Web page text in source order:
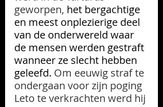
geworpen, het bergachtige
en meest onplezierige deel
van de onderwereld waar
de mensen werden gestraft
wanneer ze slecht hebben
geleefd. Om eeuwig straf te
ondergaan voor zijn poging
Leto te verkrachten werd hij